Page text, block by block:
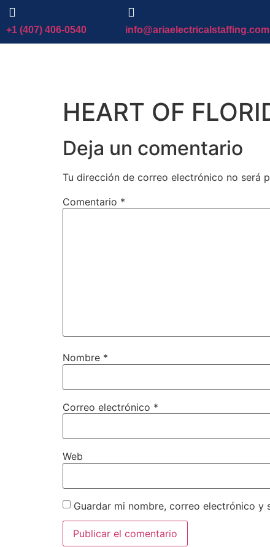
+1 (407) 406-0540 info@ariaelectricalstaffing.com
HEART OF
Deja un comentario
Tu dirección de correo electrónico no será
Comentario *
Nombre *
Correo electrónico *
Web
Guardar mi nombre, correo electrónico